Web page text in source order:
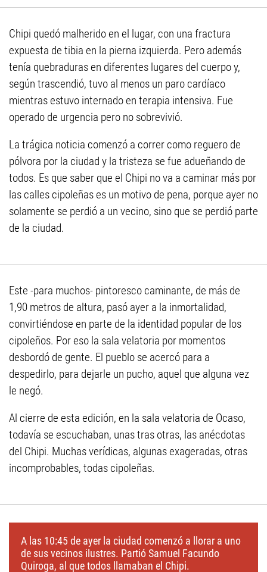
Chipi quedó malherido en el lugar, con una fractura
expuesta de tibia en la pierna izquierda. Pero además
tenía quebraduras en diferentes lugares del cuerpo y,
según trascendió, tuvo al menos un paro cardíaco
mientras estuvo internado en terapia intensiva. Fue
operado de urgencia pero no sobrevivió.
La trágica noticia comenzó a correr como reguero de
pólvora por la ciudad y la tristeza se fue adueñando de
todos. Es que saber que el Chipi no va a caminar más por
las calles cipoleñas es un motivo de pena, porque ayer no
solamente se perdió a un vecino, sino que se perdió parte
de la ciudad.
Este -para muchos- pintoresco caminante, de más de
1,90 metros de altura, pasó ayer a la inmortalidad,
convirtiéndose en parte de la identidad popular de los
cipoleños. Por eso la sala velatoria por momentos
desbordó de gente. El pueblo se acercó para a
despedirlo, para dejarle un pucho, aquel que alguna vez
le negó.
Al cierre de esta edición, en la sala velatoria de Ocaso,
todavía se escuchaban, unas tras otras, las anécdotas
del Chipi. Muchas verídicas, algunas exageradas, otras
incomprobables, todas cipoleñas.
A las 10:45 de ayer la ciudad comenzó a llorar a uno
de sus vecinos ilustres. Partió Samuel Facundo
Quiroga, al que todos llamaban el Chipi.